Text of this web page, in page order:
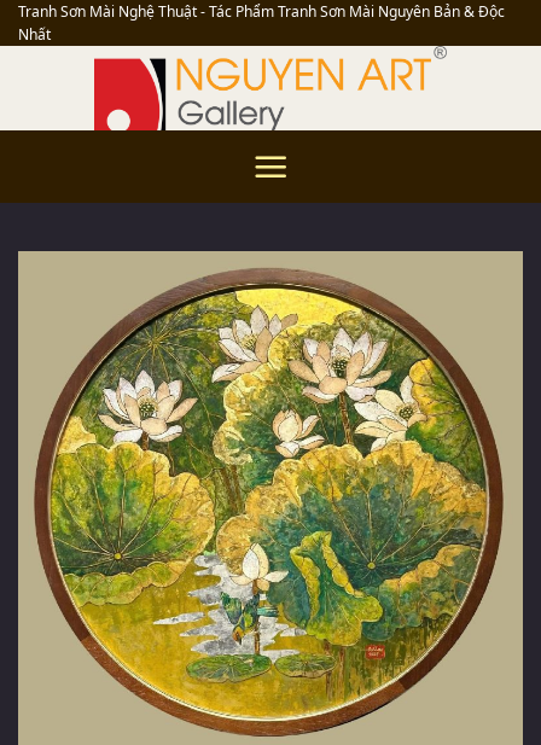
Skip
to
Tranh Sơn Mài Nghệ Thuật - Tác Phẩm Tranh Sơn Mài Nguyên Bản & Độc
Nhất